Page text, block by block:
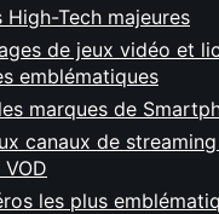
High-Tech majeures
de jeux vidéo et
emblématiques
marques de
canaux de
les plus